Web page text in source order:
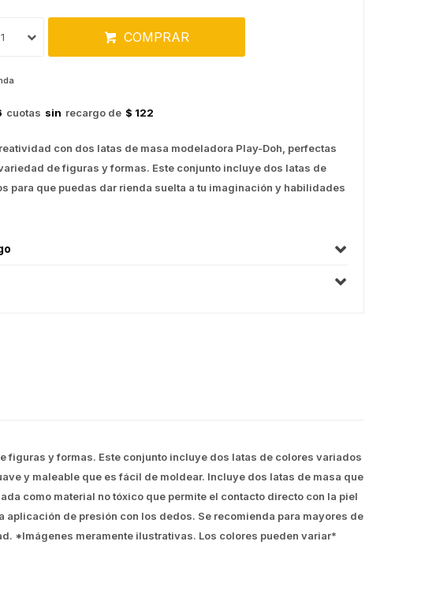
1 COMPRAR
cuotas sin recargo de $ 122
con dos latas de masa modeladora Play-Doh, perfectas
de figuras y formas. Este conjunto incluye dos latas de
para que puedas dar rienda suelta a tu imaginación y habilidades
figuras y formas. Este conjunto incluye dos latas de colores variados
y maleable que es fácil de moldear. Incluye dos latas de masa que
como material no tóxico que permite el contacto directo con la piel
de presión con los dedos. Se recomienda para mayores de
*Imágenes meramente ilustrativas. Los colores pueden variar*